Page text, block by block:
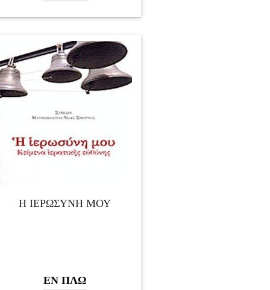
Η ΙΕΡΩΣΥΝΗ ΜΟΥ
ΕΝ ΠΛΩ